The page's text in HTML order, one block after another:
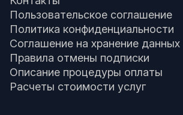
Пользовательское соглашение
Политика конфиденциальности
Соглашение на хранение данных
Правила отмены подписки
Описание процедуры оплаты
Расчеты стоимости услуг